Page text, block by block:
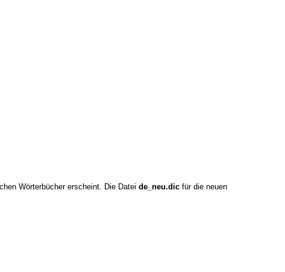
Wörterbücher erscheint. Die Dateide_neu.dic für die neuen